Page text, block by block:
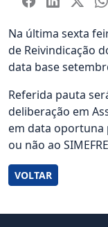
Na última sexta
de Reivindicação
data base
Referida pauta
deliberação em
em data oportuna
ou não ao
VOLTAR